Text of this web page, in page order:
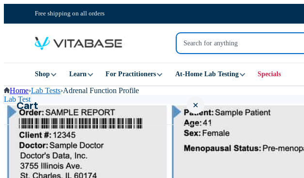
Free shipping on all orders
Shop Learn For Practitioners At-Home Lab Testing Specials
Cart
Your cart is empty
Home›Lab Tests›Adrenal Function Profile
Lab Test